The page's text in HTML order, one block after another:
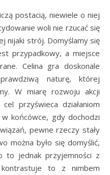
postacią, niewiele o niej
woli nie rzucać się
nijaki strój. Domyślamy się
przypadkowy, a miejsce
Celina gra doskonale
naturę, której
W miarę rozwoju akcji
przyświeca działaniom
końcówce, gdy dochodzi
pewne rzeczy stały
można było się domyślić,
to jednak przyjemności z
kontrastuje to z nimbem